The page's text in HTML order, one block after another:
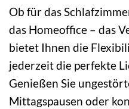
Ob für das
das Homeoffice – das
bietet Ihnen die
jederzeit die perfekte
Genießen Sie
Mittagspausen oder